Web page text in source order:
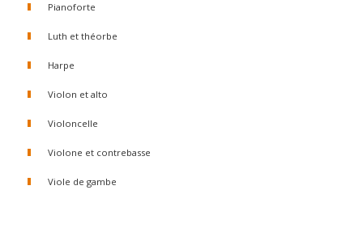
Pianoforte
Luth et théorbe
Harpe
Violon et alto
Violoncelle
Violone et contrebasse
Viole de gambe